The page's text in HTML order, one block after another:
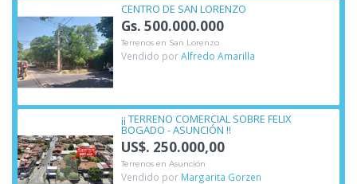
CENTRO DE SAN LORENZO
Gs. 500.000.000
Terrenos en San Lorenzo
Vendido porAlfredo Amarilla
¡¡ TERRENO COMERCIAL SOBRE FELIX
BOGADO - ASUNCIÓN !!
US$. 250.000,00
Terrenos en Asunción
Vendido por Margarita Gorzen